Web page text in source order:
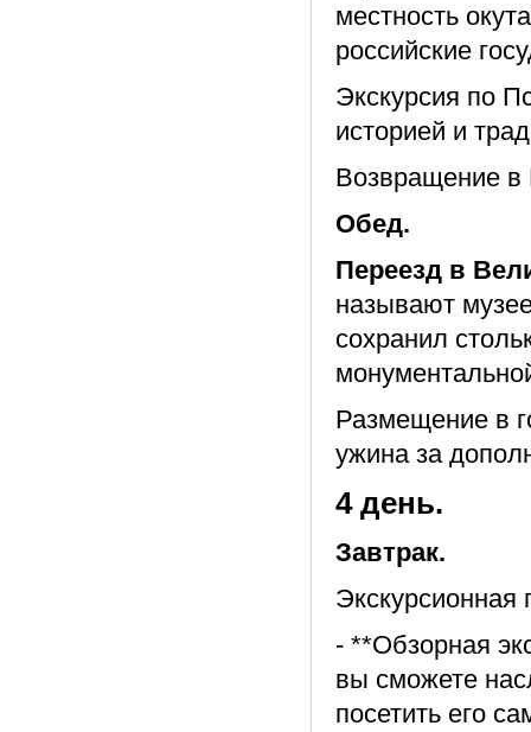
местность
российские
Экскурсия по
историей и
Возвращение в
Обед.
Переезд в
называют
сохранил
Размещение в
ужина за
4 день.
Завтрак.
Экскурсионная
- **Обзорная
вы сможете
посетить его